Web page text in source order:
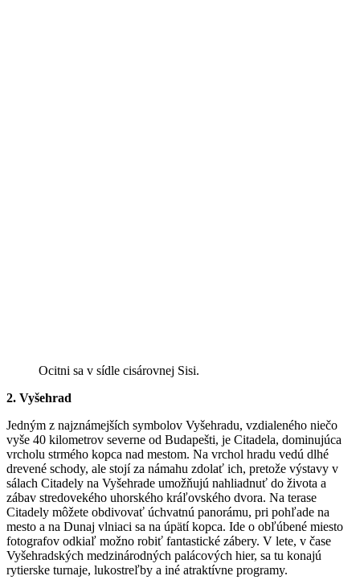
Ocitni sa v sídle cisárovnej Sisi.
2. Vyšehrad
Jedným z najznámejších symbolov Vyšehradu, vzdialeného niečo
vyše 40 kilometrov severne od Budapešti, je Citadela, dominujúca
vrcholu strmého kopca nad mestom. Na vrchol hradu vedú dlhé
drevené schody, ale stojí za námahu zdolať ich, pretože výstavy v
sálach Citadely na Vyšehrade umožňujú nahliadnuť do života a
zábav stredovekého uhorského kráľovského dvora. Na terase
Citadely môžete obdivovať úchvatnú panorámu, pri pohľade na
mesto a na Dunaj vlniaci sa na úpätí kopca. Ide o obľúbené miesto
fotografov odkiaľ možno robiť fantastické zábery. V lete, v čase
Vyšehradských medzinárodných palácových hier, sa tu konajú
rytierske turnaje, lukostreľby a iné atraktívne programy.